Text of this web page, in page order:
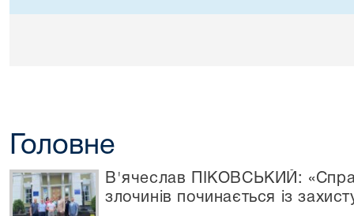
Головне
В'ячеслав ПІКОВСЬКИЙ:
злочинів починається із